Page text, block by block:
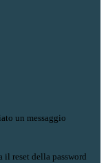
un messaggio
il reset della password